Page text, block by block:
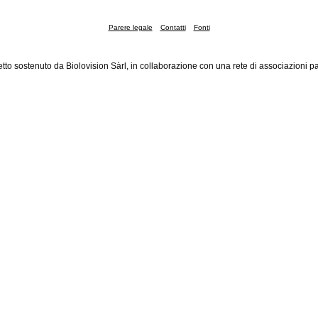
Parere legale Contatti Fonti
sostenuto da Biolovision Sàrl, in collaborazione con una rete di associazioni